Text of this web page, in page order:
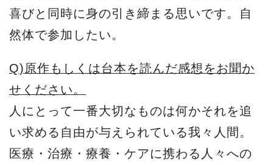
喜びと同時に身の引き締まる思いです。自
然体で参加したい。
Q)原作もしくは台本を読んだ感想をお聞か
せください。
人にとって一番大切なものは何かそれを追
い求める自由が与えられている我々人間。
医療・治療・療養・ケアに携わる人々への